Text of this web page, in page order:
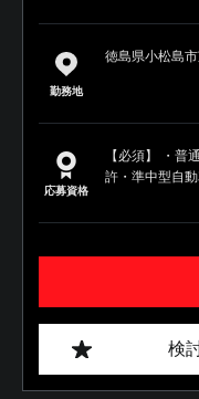
勤務地
徳島県小松島
応募資格
【必須】 ・普
許・準中型自
検